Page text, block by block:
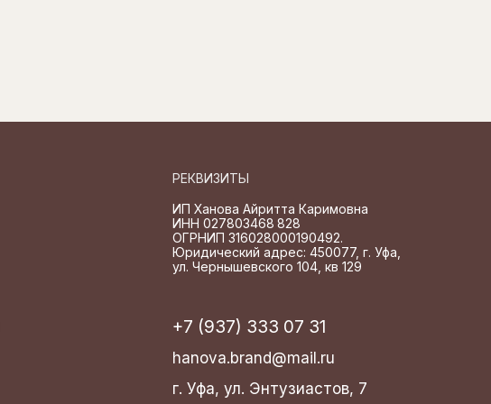
ИП Ханова Айритта Каримовна
ИНН 027803468 828
ОГРНИП 316028000190492.
Юридический адрес: 450077, г. Уфа,
ул. Чернышевского 104, кв 129
+7 (937) 333 07 31
hanova.brand@mail.ru
г. Уфа, ул. Энтузиастов, 7
РЕКВИЗИТЫ